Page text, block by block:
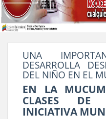
UNA
DESARROLLA
DEL NIÑO EN EL
EN LA
CLASES DE
INICIATIVA